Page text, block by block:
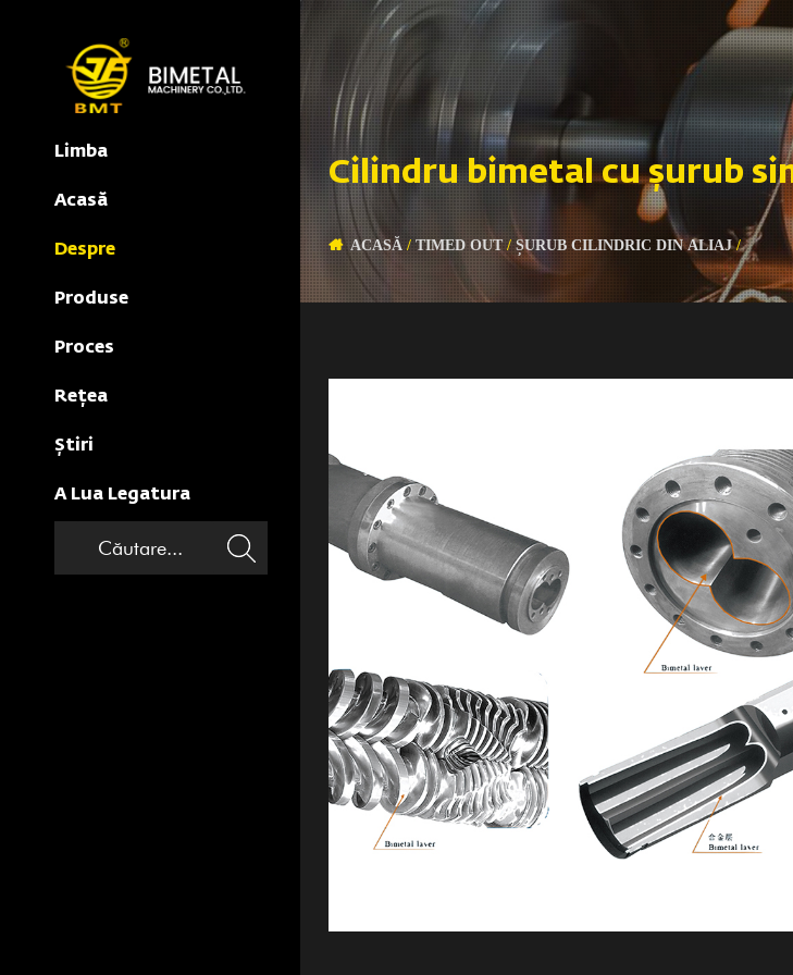
Limba
Acasă
Despre
Produse
Proces
Reţea
Știri
A Lua Legatura
Cilindru bimetal cu șurub
ACASĂ/ TIMED OUT/ȘURUB CILINDRIC DIN ALIAJ/